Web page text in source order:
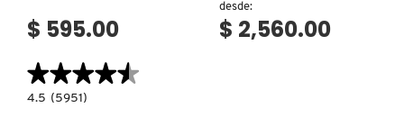
$ 595.00
★★★★★
★★★★★
4.5
4.5 (5951)
desde:
$ 2,560.00